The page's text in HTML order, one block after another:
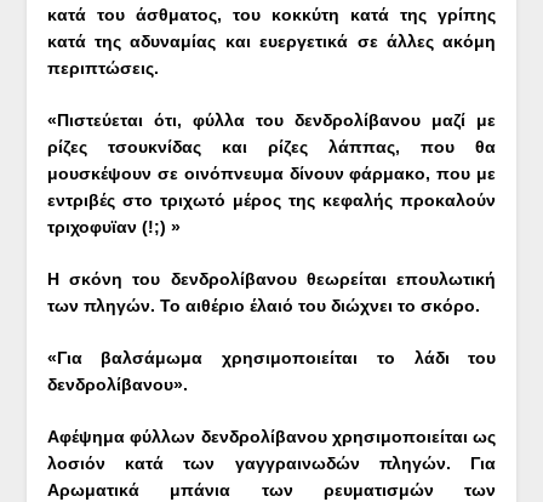
κατά του άσθματος, του κοκκύτη κατά της γρίπης
κατά της αδυναμίας και ευεργετικά σε άλλες ακόμη
περιπτώσεις.
«Πιστεύεται ότι, φύλλα του δενδρολίβανου μαζί με
ρίζες τσουκνίδας και ρίζες λάππας, που θα
μουσκέψουν σε οινόπνευμα δίνουν φάρμακο, που με
εντριβές στο τριχωτό μέρος της κεφαλής προκαλούν
τριχοφυϊαν (!;) »
Η σκόνη του δενδρολίβανου θεωρείται επουλωτική
των πληγών. Το αιθέριο έλαιό του διώχνει το σκόρο.
«Για βαλσάμωμα χρησιμοποιείται το λάδι του
δενδρολίβανου».
Αφέψημα φύλλων δενδρολίβανου χρησιμοποιείται ως
λοσιόν κατά των γαγγραινωδών πληγών. Για
Αρωματικά μπάνια των ρευματισμών των